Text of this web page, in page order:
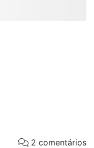
2 comentários